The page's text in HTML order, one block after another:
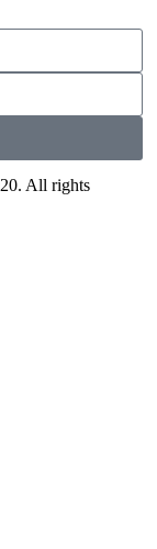
All rights